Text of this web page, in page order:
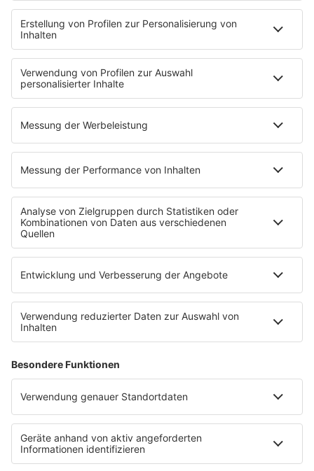
Pressekontakt
Presse & Downloads
Verkehr
Wetter
EMPFANG
Übersicht
radio.de
radioplayer.de
Partner
WERBUNG
Leistungen und Produkte
Mediadaten und Preisliste
Ansprechpartner
RECHTLICHES
Datenschutz
Datenschutzeinstellungen
Datenverarbeitung bei Gewinnspielen
Teilnahmebedingungen
Bildnachweise
KI-Leitlinie